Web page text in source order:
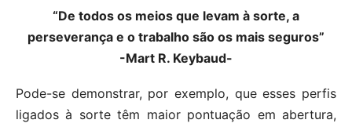
“De todos os meios que levam à sorte, a
perseverança e o trabalho são os mais seguros”
-Mart R. Keybaud-
Pode-se demonstrar, por exemplo, que esses perfis
ligados à sorte têm maior pontuação em abertura,